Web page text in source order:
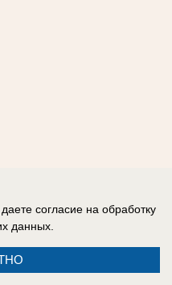
согласие на обработку
данных.